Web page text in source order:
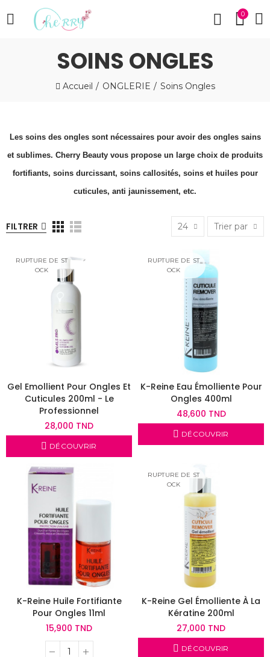
0
SOINS ONGLES
Accueil ONGLERIE Soins Ongles
Les soins des ongles sont nécessaires pour avoir des ongles sains
et sublimes. Cherry Beauty vous propose un large choix de produits
fortifiants, soins durcissant, soins callosités, soins et huiles pour
cuticules, anti jaunissement, etc.
FILTRER 24 Trier par
RUPTURE DE ST
OCK
Gel Emollient Pour Ongles Et
Cuticules 200ml - Le
Professionnel
28,000 TND
DÉCOUVRIR
RUPTURE DE ST
OCK
K-Reine Eau Émolliente Pour
Ongles 400ml
48,600 TND
DÉCOUVRIR
K-Reine Huile Fortifiante
Pour Ongles 11ml
15,900 TND
RUPTURE DE ST
OCK
K-Reine Gel Émolliente À La
Kératine 200ml
27,000 TND
DÉCOUVRIR